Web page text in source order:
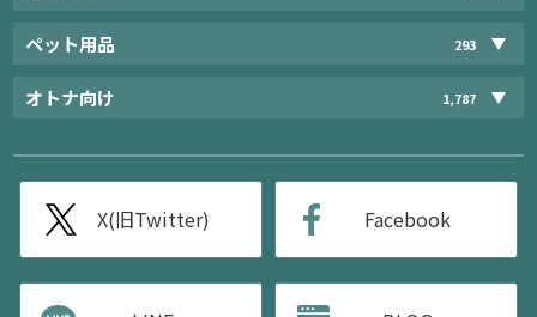
ペット用品 293
オトナ向け 1,787
X(旧Twitter) Facebook